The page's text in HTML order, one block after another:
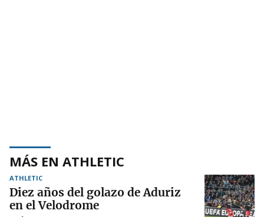
MÁS EN ATHLETIC
ATHLETIC
Diez años del golazo de Aduriz
en el Velodrome